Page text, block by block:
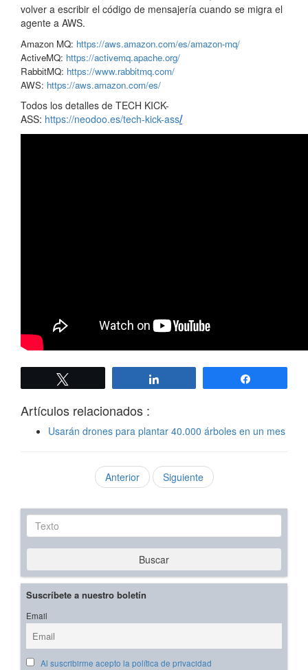
volver a escribir el código de mensajería cuando se migra el
agente a AWS.
Amazon MQ: https://aws.amazon.com/es/amazon-mq/
ActiveMQ: https://activemq.apache.org/
RabbitMQ: https://www.rabbitmq.com/
AWS: https://aws.amazon.com/es/
Todos los detalles de TECH KICK-
ASS: https://neodoo.es/tech-kick-ass/
Artículos relacionados :
Usarán drones para plantar 40.000 árboles en un mes
Anterior Siguiente
Texto
Buscar
Suscríbete a nuestro boletín
Email
Al suscribirme acepto la política de privacidad